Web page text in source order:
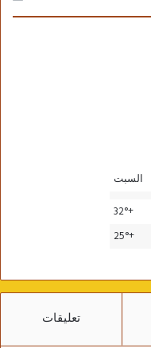
السبت
+
32°
+
25°
تعليقات